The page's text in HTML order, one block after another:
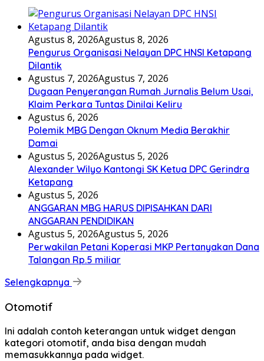
Agustus 8, 2026Agustus 8, 2026
Pengurus Organisasi Nelayan DPC HNSI Ketapang
Dilantik
Agustus 7, 2026Agustus 7, 2026
Dugaan Penyerangan Rumah Jurnalis Belum Usai,
Klaim Perkara Tuntas Dinilai Keliru
Agustus 6, 2026
Polemik MBG Dengan Oknum Media Berakhir
Damai
Agustus 5, 2026Agustus 5, 2026
Alexander Wilyo Kantongi SK Ketua DPC Gerindra
Ketapang
Agustus 5, 2026
ANGGARAN MBG HARUS DIPISAHKAN DARI
ANGGARAN PENDIDIKAN
Agustus 5, 2026Agustus 5, 2026
Perwakilan Petani Koperasi MKP Pertanyakan Dana
Talangan Rp.5 miliar
Selengkapnya
Otomotif
Ini adalah contoh keterangan untuk widget dengan
kategori otomotif, anda bisa dengan mudah
memasukkannya pada widget.